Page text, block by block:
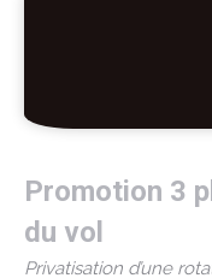
Promotion 3
du vol
Privatisation d’une